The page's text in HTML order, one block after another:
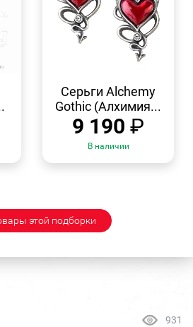
ПРОСМОТР
Серьги Alchemy
Gothic (Алхимия...
9 190 ₽
В наличии
этой подборки
931